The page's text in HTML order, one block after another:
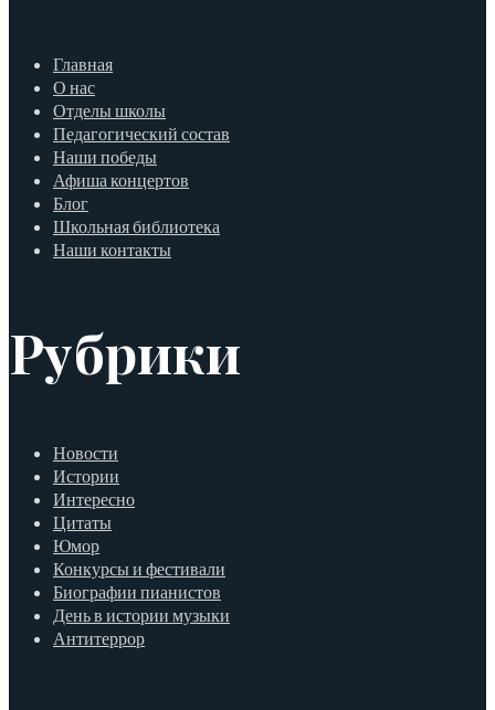
Главная
О нас
Отделы школы
Педагогический состав
Наши победы
Афиша концертов
Блог
Школьная библиотека
Наши контакты
Рубрики
Новости
Истории
Интересно
Цитаты
Юмор
Конкурсы и фестивали
Биографии пианистов
День в истории музыки
Антитеррор